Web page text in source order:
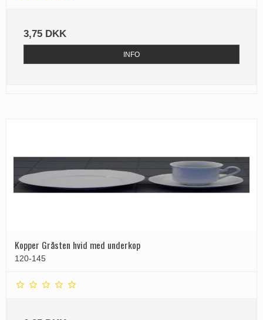
3,75 DKK
INFO
Kopper Gråsten hvid med underkop
120-145